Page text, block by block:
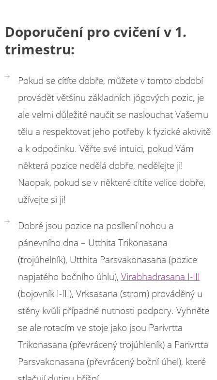
Doporučení pro cvičení v 1.
trimestru:
Pokud se cítíte dobře, můžete v tomto období
provádět většinu základních jógových pozic, je
ale velmi důležité naučit se naslouchat Vašemu
tělu a respektovat jeho potřeby k fyzické aktivitě
a k odpočinku. Věřte své intuici, pokud Vám
některá pozice nedělá dobře, nedělejte ji!
Naopak, pokud se v některé cítíte velice dobře,
užívejte si ji!
Dobré jsou pozice na posílení nohou a
pánevního dna – Utthita Trikonasana
(trojúhelník), Utthita Parsvakonasana (pozice
napjatého bočního úhlu), Virabhadrasana I-III
(bojovník I-III), Vrksasana (strom) prováděný u
stěny kvůli případné nutnosti podpory. Vyhněte
se ale rotacím ve stoje jako jsou Parivrtta
Trikonasana (převrácený trojúhleník) a Parivrtta
Parsvakonasana (převrácený boční úhel), které